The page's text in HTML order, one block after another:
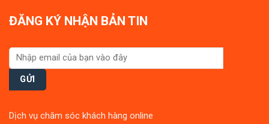
ĐĂNG KÝ NHẬN BẢN TIN
Dịch vụ chăm sóc khách hàng online